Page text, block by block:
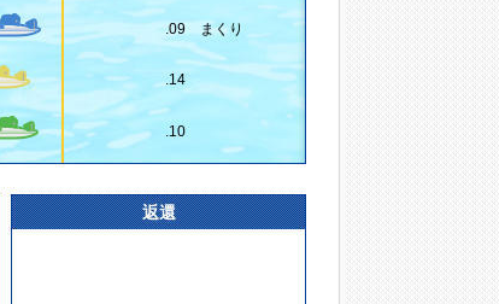
.09 まくり
.14
.10
返還